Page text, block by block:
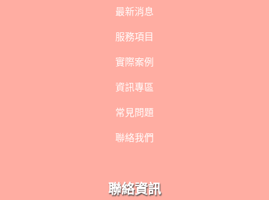
最新消息
服務項目
實際案例
資訊專區
常見問題
聯絡我們
聯絡資訊